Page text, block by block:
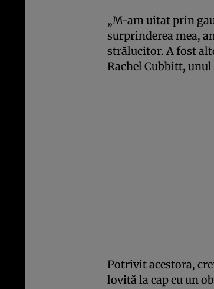
„M-am uitat prin
surprinderea mea,
strălucitor. A fost
Rachel Cubbitt,
Potrivit acestora,
lovită la cap cu un